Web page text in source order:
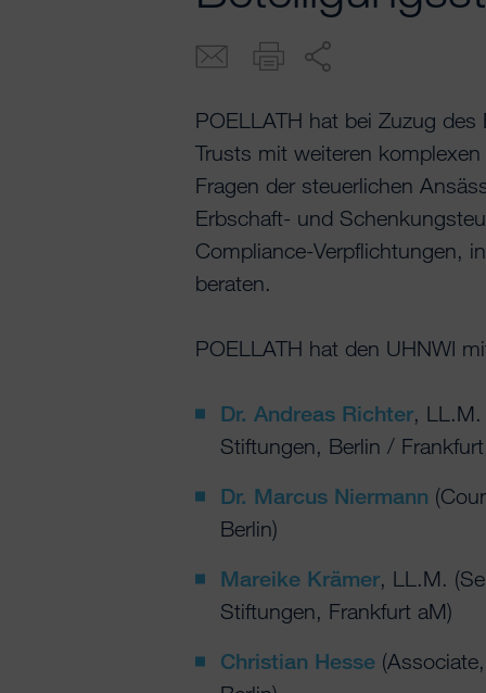
POELLATH hat bei Zuzug
Trusts mit weiteren
Fragen der steuerlichen
Erbschaft- und
Compliance-Verpflichtungen,
beraten.
POELLATH hat den UHNWI
Dr. Andreas Richter, LL.M.
Stiftungen, Berlin /
Dr. Marcus Niermann
Berlin)
Mareike Krämer, LL.M.
Stiftungen, Frankfurt aM)
Christian Hesse